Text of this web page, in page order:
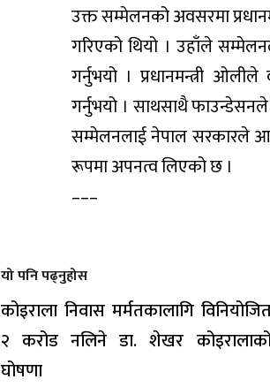
उक्त सम्मेलनको अवसरमा
गरिएको थियो । उहाँले
गर्नुभयो । प्रधानमन्त्री
गर्नुभयो । साथसाथै
सम्मेलनलाई नेपाल सरकारले
रूपमा अपनत्व लिएको छ ।
–––
यो पनि पढ्नुहोस
कोइराला निवास मर्मतकालागि
२ करोड नलिने डा. शेखर
घोषणा